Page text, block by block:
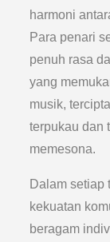
harmoni
Para penari
penuh rasa
yang
musik,
terpukau dan
memesona.
Dalam setiap
kekuatan
beragam